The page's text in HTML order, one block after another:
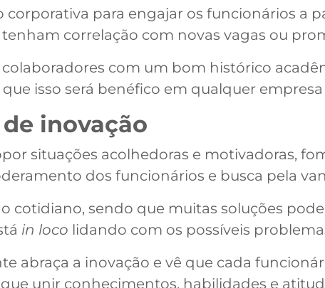
para engajar os funcionários a
correlação com novas vagas ou
com um bom histórico
isso será benéfico em qualquer
inovação
situações acolhedoras e motivadoras,
dos funcionários e busca pela
cotidiano, sendo que muitas soluções
in loco lidando com os possíveis
abraça a inovação e vê que cada
unir conhecimentos, habilidades e